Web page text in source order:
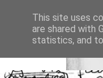
This site uses
are shared with
statistics, and